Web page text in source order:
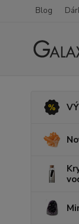
Blog